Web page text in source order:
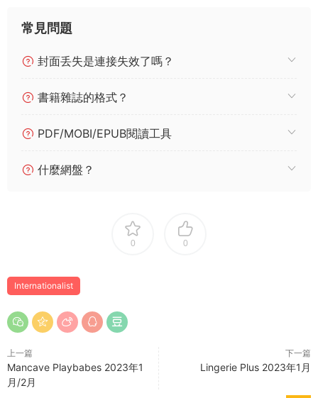
常見問題
封面丢失是連接失效了嗎？
書籍雜誌的格式？
PDF/MOBI/EPUB閱讀工具
什麼網盤？
0 0
Internationalist
上一篇
Mancave Playbabes 2023年1
月/2月
下一篇
Lingerie Plus 2023年1月